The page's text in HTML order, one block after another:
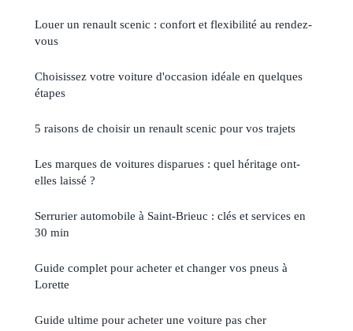
Louer un renault scenic : confort et flexibilité au rendez-
vous
Choisissez votre voiture d'occasion idéale en quelques
étapes
5 raisons de choisir un renault scenic pour vos trajets
Les marques de voitures disparues : quel héritage ont-
elles laissé ?
Serrurier automobile à Saint-Brieuc : clés et services en
30 min
Guide complet pour acheter et changer vos pneus à
Lorette
Guide ultime pour acheter une voiture pas cher